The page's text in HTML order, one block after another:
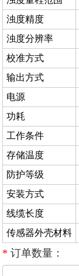
浊度精度
浊度分辨率
校准方式
输出方式
电源
功耗
工作条件
存储温度
防护等级
安装方式
线缆长度
传感器外壳材料
* 订单数量：